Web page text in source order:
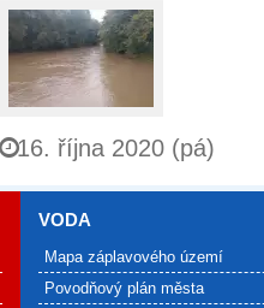
16. října 2020 (pá)
VODA
Mapa záplavového území
Povodňový plán města